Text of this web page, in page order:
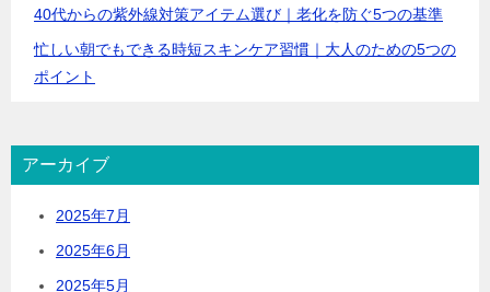
40代からの紫外線対策アイテム選び｜老化を防ぐ5つの基準
忙しい朝でもできる時短スキンケア習慣｜大人のための5つの
ポイント
アーカイブ
2025年7月
2025年6月
2025年5月